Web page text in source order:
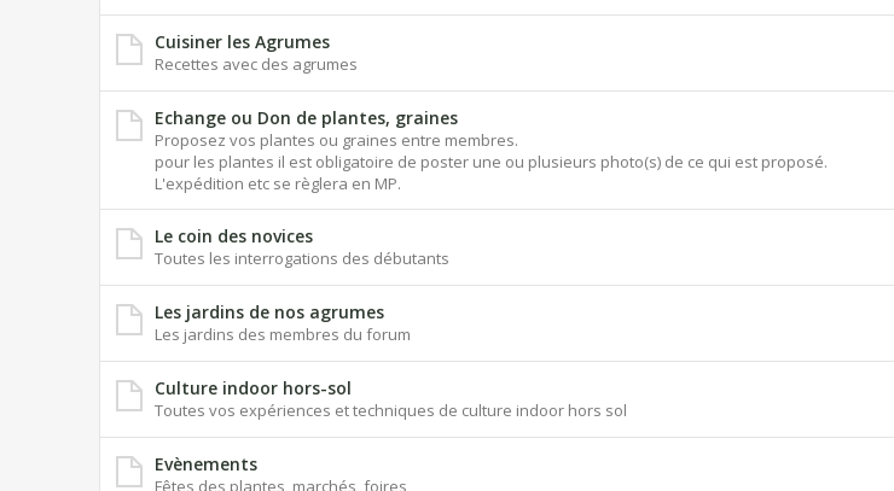
Cuisiner les Agrumes
Recettes avec des agrumes
Echange ou Don de plantes, graines
Proposez vos plantes ou graines entre membres.
pour les plantes il est obligatoire de poster une ou plusieurs photo(s) de ce qui est proposé.
L'expédition etc se règlera en MP.
Le coin des novices
Toutes les interrogations des débutants
Les jardins de nos agrumes
Les jardins des membres du forum
Culture indoor hors-sol
Toutes vos expériences et techniques de culture indoor hors sol
Evènements
Fêtes des plantes, marchés, foires